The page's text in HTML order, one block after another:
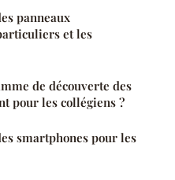
panneaux
et les
de découverte des
pour les collégiens ?
smartphones pour les